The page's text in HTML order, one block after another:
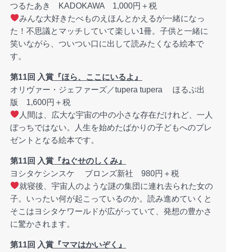
つるたあき KADOKAWA 1,000円＋税
みんな大好きたべものえほんとかえるが一緒になっ
た！不思議とマッチしていて楽しい1冊。子供と一緒に
笑いながら、ついつい口に出して読みたくなる絵本で
す。
第11回 入賞 『ほら、ここにいるよ』
オリヴァー・ジェファーズ／tupera tupera ほるぷ出
版 1,600円＋税
人間は、広大な宇宙の中の小さな存在だけれど、一人
ぼっちではない。人生を始めたばかりの子どもへのプレ
ゼントとなる絵本です。
第11回 入賞 『ねぐせのしくみ』
ヨシタケシンスケ ブロンズ新社 980円＋税
就寝後、宇宙人のような謎の集団に連れ去られた女の
子。いったい何が起こっているのか。読み進めていくと
そこはヨシタケワールドが広がっていて、発想の豊かさ
に驚かされます。
第11回 入賞 『ママはかいぞく』